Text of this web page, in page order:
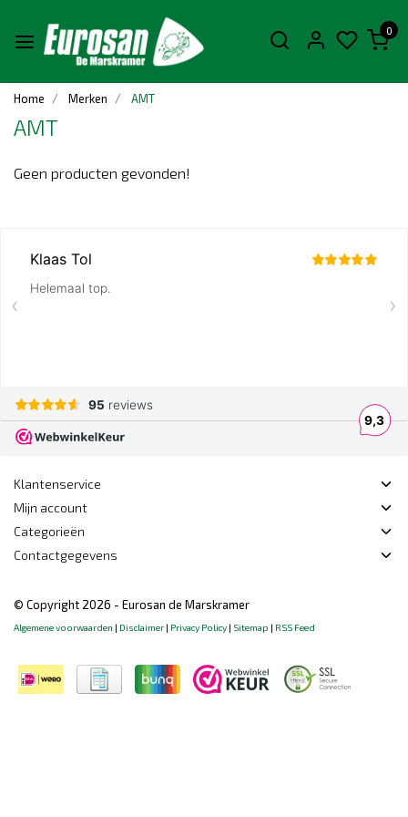
0
Home Merken AMT
AMT
Geen producten gevonden!
Klantenservice
Mijn account
Categorieën
Contactgegevens
© Copyright 2026 - Eurosan de Marskramer
Algemene voorwaarden | Disclaimer| Privacy Policy | Sitemap | RSS Feed